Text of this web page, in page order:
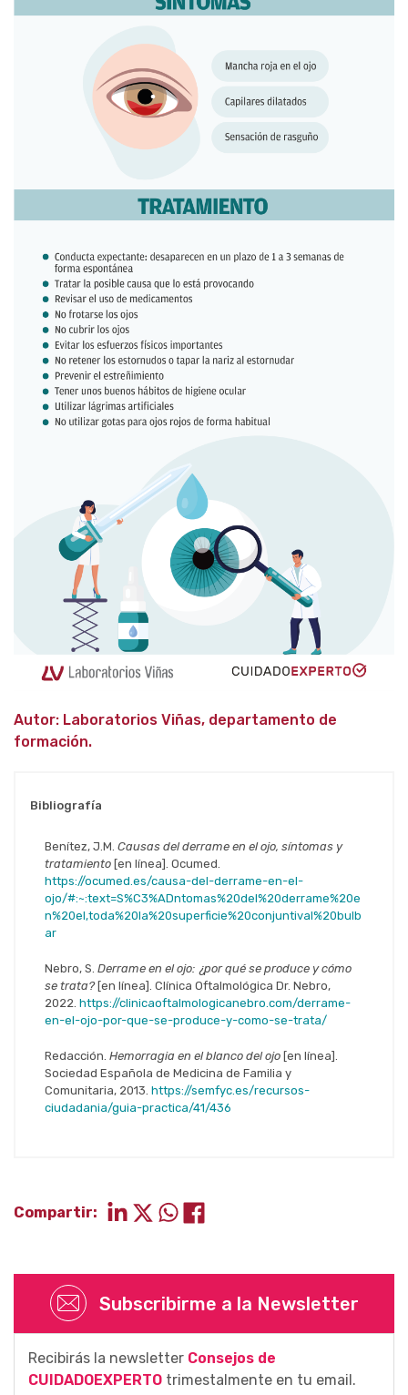
Autor: Laboratorios Viñas, departamento de
formación.
Bibliografía
Benítez, J.M. Causas del derrame en el ojo, síntomas y
tratamiento [en línea]. Ocumed.
https://ocumed.es/causa-del-derrame-en-el-
ojo/#:~:text=S%C3%ADntomas%20del%20derrame%20e
n%20el,toda%20la%20superficie%20conjuntival%20bulb
ar
Nebro, S. Derrame en el ojo: ¿por qué se produce y cómo
se trata?[en línea]. Clínica Oftalmológica Dr. Nebro,
2022. https://clinicaoftalmologicanebro.com/derrame-
en-el-ojo-por-que-se-produce-y-como-se-trata/
Redacción. Hemorragia en el blanco del ojo [en línea].
Sociedad Española de Medicina de Familia y
Comunitaria, 2013. https://semfyc.es/recursos-
ciudadania/guia-practica/41/436
Compartir:
Subscribirme a la Newsletter
Recibirás la newsletter Consejos de
CUIDADOEXPERTO trimestalmente en tu email.